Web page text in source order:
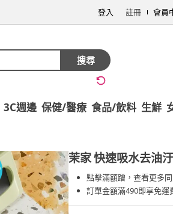
登入 註冊 會員
搜尋
3C週邊 保健/醫療 食品/飲料 生鮮
茉家快速吸水去油
點擊滿額蹭，查看更多
訂單金額滿490即享免運